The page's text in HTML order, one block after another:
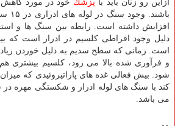
ازاین رو زنان باید با پزشك خود در مورد كاهش
افزایش داشته است. رابطه بین سنگ ها و
دلیل وجود افراطی كلسیم در ادرار است كه
است. زمانی كه سطح سدیم به دلیل خوردن
و فرآوری شده بالا می رود، كلسیم بیشتری
شود. بیش فعالی غده های پاراتیروئیدی كه
كند با سنگ های لوله ادرار و شكستگی مهره
می باشد.